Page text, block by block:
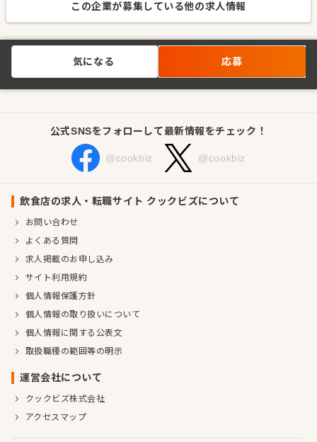
この企業が募集している他の求人情報
気になる 応募
公式SNSをフォローして最新情報をチェック！
@cookbiz @cookbiz
飲食店の求人・転職サイト クックビズについて
お問い合わせ
よくある質問
求人掲載のお申し込み
サイト利用規約
個人情報保護方針
個人情報の取り扱いについて
個人情報に関する公表文
取扱職種の範囲等の明示
運営会社について
クックビズ株式会社
アクセスマップ